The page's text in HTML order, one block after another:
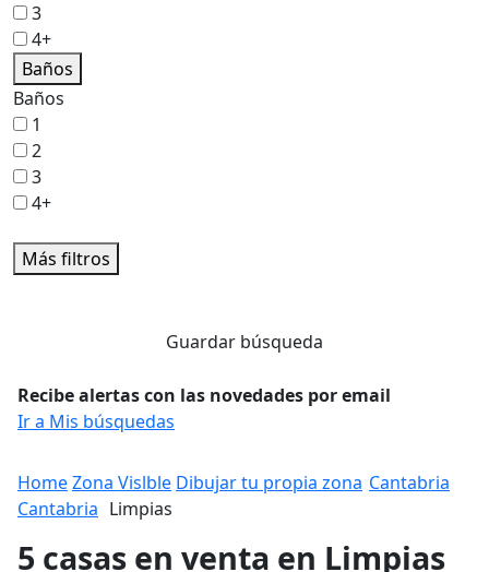
3
4+
Baños
Baños
1
2
3
4+
Más filtros
Guardar búsqueda
Recibe alertas con las novedades por email
Ir a Mis búsquedas
HomeZona Vislble Dibujar tu propia zona Cantabria
Cantabria Limpias
5 casas en venta en Limpias